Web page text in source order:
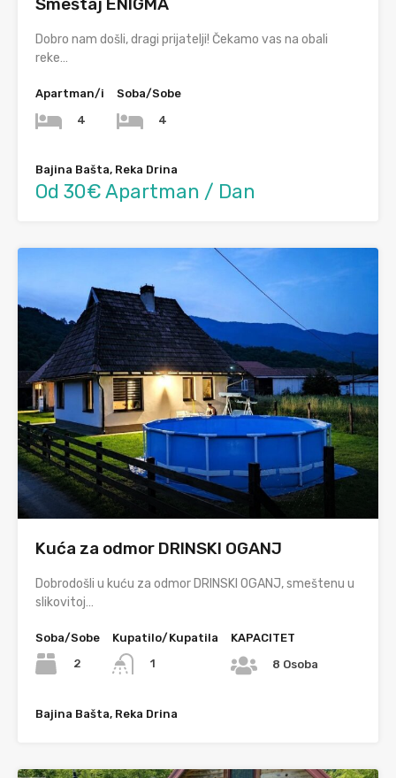
Smeštaj ENIGMA
Dobro nam došli, dragi prijatelji! Čekamo vas na obali
reke…
Apartman/i
4
Soba/Sobe
4
Bajina Bašta, Reka Drina
Od 30€ Apartman / Dan
Kuća za odmor DRINSKI OGANJ
Dobrodošli u kuću za odmor DRINSKI OGANJ, smeštenu u
slikovitoj…
Soba/Sobe
2
Kupatilo/Kupatila
1
KAPACITET
8 Osoba
Bajina Bašta, Reka Drina